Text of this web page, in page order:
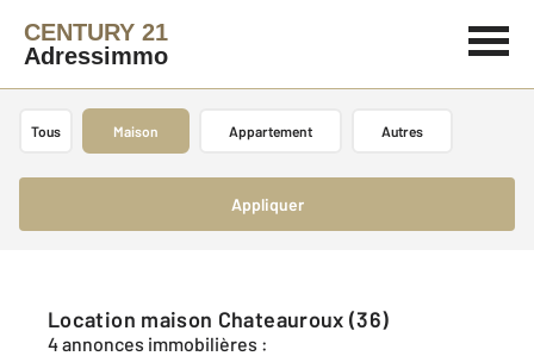
CENTURY 21
Adressimmo
Tous Maison Appartement Autres
Appliquer
Location maison Chateauroux (36)
4 annonces immobilières :